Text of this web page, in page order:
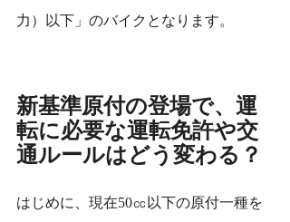
力）以下」のバイクとなります。
新基準原付の登場で、運
転に必要な運転免許や交
通ルールはどう変わる？
はじめに、現在50㏄以下の原付一種を